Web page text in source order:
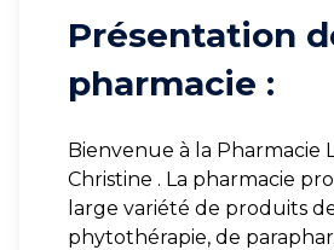
Présentation
pharmacie :
Bienvenue à la Pharmacie
Christine . La pharmacie
large variété de produits
phytothérapie, de